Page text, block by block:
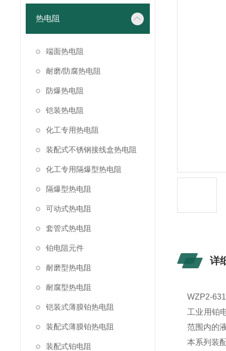
热电阻
端面热电阻
耐磨/防腐热电阻
防爆热电阻
铠装热电阻
化工专用热电阻
装配式不锈钢接线盒热电阻
化工专用隔爆型热电阻
隔爆型热电阻
可动式热电阻
套管式热电阻
铂电阻元件
耐磨型热电阻
耐腐型热电阻
铠装式薄膜铂热电阻
装配式薄膜铂热电阻
装配式铂电阻
详
WZP2-
工业用铂
范围内的
本系列装